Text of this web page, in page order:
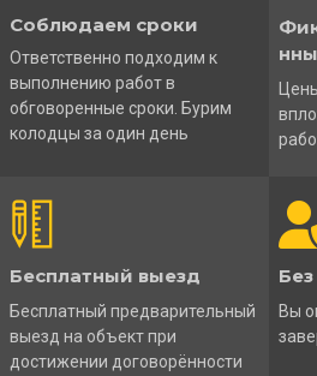
Соблюдаем сроки
Ответственно подходим к
выполнению работ в
обговоренные сроки. Бурим
колодцы за один день
Бесплатный выезд
Бесплатный предварительный
выезд на объект при
достижении договорённости
Вы